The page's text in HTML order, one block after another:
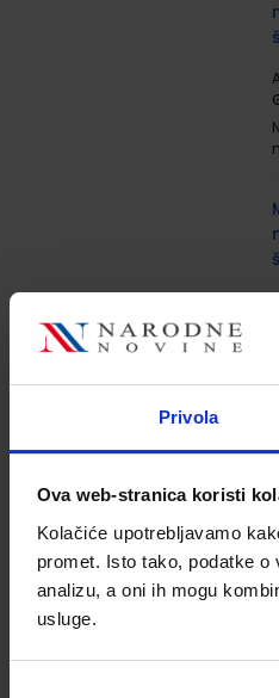
Privola
Ova web-stranica koristi
Kolačiće upotrebljavamo
promet. Isto tako, podatke
analizu, a oni ih mogu
usluge.